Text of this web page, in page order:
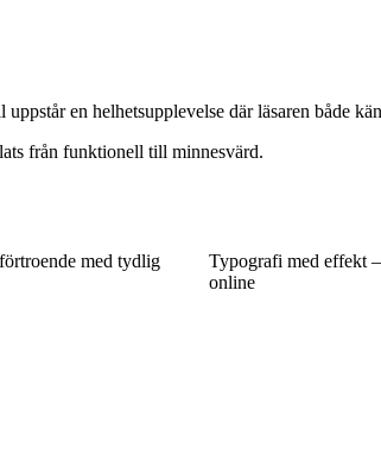
en helhetsupplevelse där läsaren både
från funktionell till minnesvärd.
med tydlig
Typografi med effekt
online